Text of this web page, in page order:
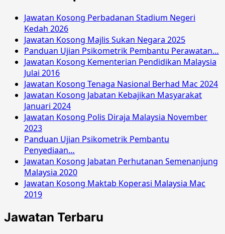
Jawatan Kosong Perbadanan Stadium Negeri
Kedah 2026
Jawatan Kosong Majlis Sukan Negara 2025
Panduan Ujian Psikometrik Pembantu Perawatan…
Jawatan Kosong Kementerian Pendidikan Malaysia
Julai 2016
Jawatan Kosong Tenaga Nasional Berhad Mac 2024
Jawatan Kosong Jabatan Kebajikan Masyarakat
Januari 2024
Jawatan Kosong Polis Diraja Malaysia November
2023
Panduan Ujian Psikometrik Pembantu
Penyediaan…
Jawatan Kosong Jabatan Perhutanan Semenanjung
Malaysia 2020
Jawatan Kosong Maktab Koperasi Malaysia Mac
2019
Jawatan Terbaru